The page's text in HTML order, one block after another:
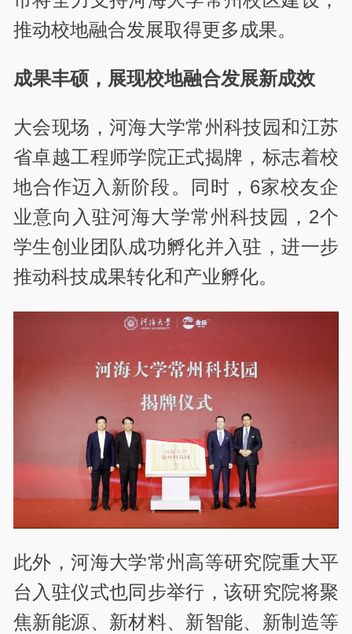
推动校地融合发展取得更多成果。
成果丰硕，展现校地融合发展新成效
大会现场，河海大学常州科技园和江苏
省卓越工程师学院正式揭牌，标志着校
地合作迈入新阶段。同时，6家校友企
业意向入驻河海大学常州科技园，2个
学生创业团队成功孵化并入驻，进一步
推动科技成果转化和产业孵化。
此外，河海大学常州高等研究院重大平
台入驻仪式也同步举行，该研究院将聚
焦新能源、新材料、新智能、新制造等